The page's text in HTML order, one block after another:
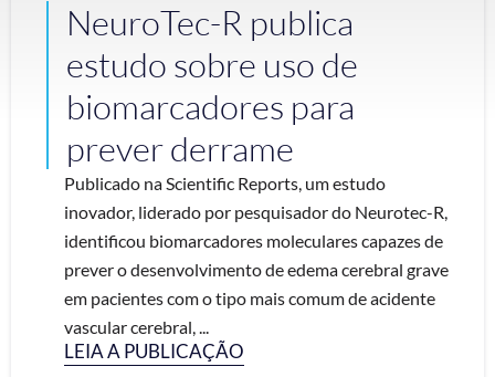
NeuroTec-R publica
estudo sobre uso de
biomarcadores para
prever derrame
Publicado na Scientific Reports, um estudo
inovador, liderado por pesquisador do Neurotec-R,
identificou biomarcadores moleculares capazes de
prever o desenvolvimento de edema cerebral grave
em pacientes com o tipo mais comum de acidente
vascular cerebral, ...
LEIA A PUBLICAÇÃO